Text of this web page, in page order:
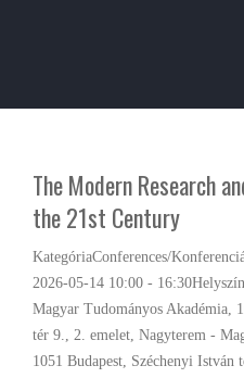
The Modern Research
the 21st Century
KategóriaConferences/
2026-05-14 10:00 - 16:30Helyszín
Magyar Tudományos Akadémia,
tér 9., 2. emelet, Nagyterem -
1051 Budapest, Széchenyi István